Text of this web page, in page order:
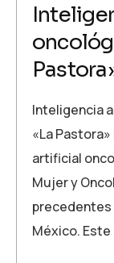
Inteligencia
«La
artificial
Mujer y
precedentes
México.